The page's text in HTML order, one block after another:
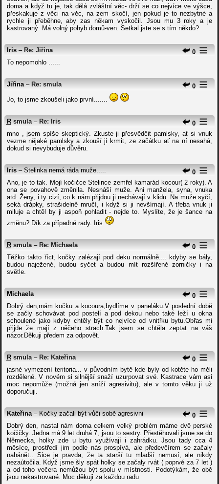
doma a když tu je, tak dělá zvláštní věc- drží se co nejvíce ve výšce,
přeskakuje z věci na věc, na zem skočí, jen pokud je to nezbytné a
rychle ji přeběhne, aby zas někam vyskočil. Jsou mu 3 roky a je
kastrovaný. Má volný pohyb domů-ven. Setkal jste se s tím někdo?
0
Iris– Re: Jiřina
To nepomohlo ......
0
Jiřina– Re: smula
Jo, to jsme zkoušeli jako první.......
0
R smula – Re: Iris
mno , jsem spíše skeptický. Zkuste ji přesvědčit pamlsky, ať si vnuk
vezme nějaké pamlsky a zkouší ji krmit, ze začátku ať na ní nesahá,
dokud si nevybuduje důvěru.
0
Iris– Stelinka nemá ráda muže.....
Ano, je to tak. Mojí kočičce Stelince zemřel kamarád kocour( 2 roky). A
ona se povahově změnila. Nesnáší muže. Ani manžela, syna, vnuka
atd. Ženy, i ty cizí, co k nám přijdou ji nechávají v klidu. Na muže syčí,
seká drápky, strašidelně mručí, i když si ji nevšímají. A třeba vnuk ji
miluje a chtěl by ji aspoň pohladit - nejde to. Myslíte, že je šance na
změnu? Dík za případné rady. Iris
0
R smula – Re: Michaela
Těžko takto říct, kočky zalézají pod deku normálně.... kdyby se bály,
budou naježené, budou syčet a budou mít rozšířené zorničky i na
světle.
0
Michaela
Dobrý den,mám kočku a kocoura,bydlíme v paneláku.V poslední době
se začly schovávat pod postelí a pod dekou nebo také leží u okna
schoulené jako kdyby chtěly být co nejvíce od vnitřku bytu.Obřas mi
přijde že mají z něčeho strach.Tak jsem se chtěla zeptat na váš
názor.Děkuji předem za odpovět.
0
R smula – Re: Kateřina
jasné vymezení teritoria... v původním bytě kde byly od kotěte ho měli
rozdělené. V novém si silnější snaží uzurpovat své. Kastrace vám asi
moc nepomůže (možná jen sníží agresivitu), ale v tomto věku ji už
doporučuji.
0
Kateřina– Kočky začali být vůči sobě agresivni
Dobrý den, nastal nám doma celkem velký problém máme dvě perské
kočičky. Jedna má 9 let druhá 7, jsou to sestry. Přestěhovali jsme se do
Německa, holky zde u bytu využívají i zahrádku. Jsou tady cca 4
měsíce, prostředí jim podle nás prospívá, ale předevčírem se začaly
nahánět.. Sice je pravda, že ta starší tu mladší nemusí, ale nikdy
nezaútočila. Když jsme šly spát holky se začaly rvát ( poprvé za 7 let )
a od toho večera nemůžou být spolu v místnosti. Podotýkám, že obě
jsou nekastrované. Moc děkuji za každou radu